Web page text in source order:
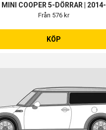
MINI COOPER 5-DÖRRAR | 2014-
Från 576 kr
KÖP